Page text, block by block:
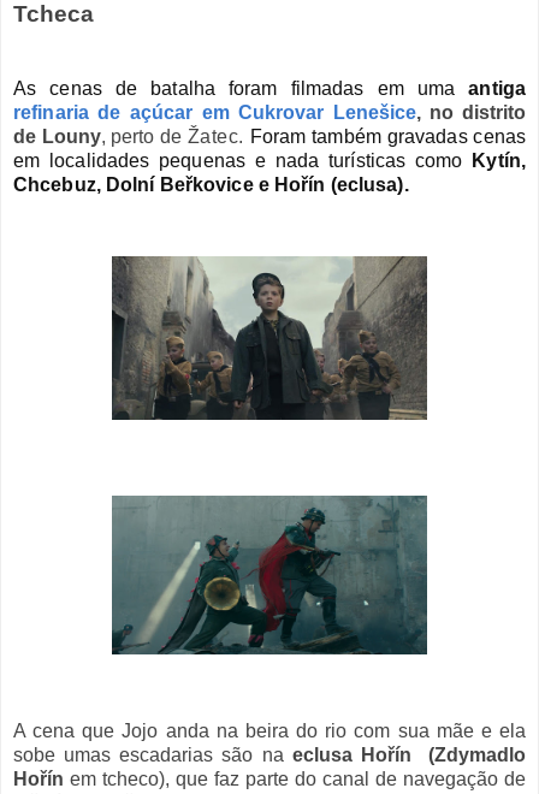
Tcheca
As cenas de batalha foram filmadas em umaantiga
refinaria de açúcar emCukrovar Lenešice, no distrito
de Louny, perto de Žatec. Foram também gravadas cenas
em localidades pequenas e nada turísticas como
Kytín,
Chcebuz, Dolní Beřkovice e Hořín (eclusa).
A cena que Jojo anda na beira do rio com sua mãe e ela
sobe umas escadarias são na eclusa Hořín (Zdymadlo
Hořín em tcheco), que faz parte do canal de navegação de